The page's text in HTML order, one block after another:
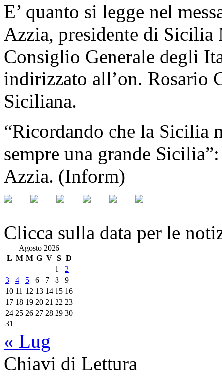
E’ quanto si legge nel
Azzia, presidente di Sicilia
Consiglio Generale degli
indirizzato all’on. Rosario
Siciliana.
“Ricordando che la Sicilia
sempre una grande
Azzia. (Inform)
Clicca sulla data per le
Agosto 2026
L M M G V S D
1
2
3
4 5 6 7 8
9
10 11 12 13 14 15 16
17 18 19 20 21 22 23
24 25 26 27 28 29 30
31
« Lug
Chiavi di Lettura